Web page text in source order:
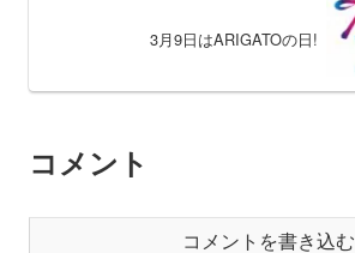
3月9日はARIGATOの日!
コメント
コメントを書き込む